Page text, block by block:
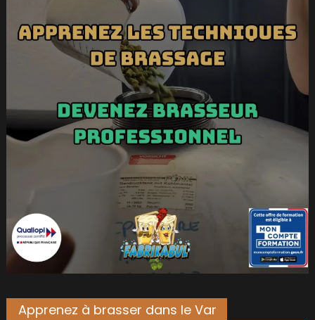
Apprenez à brasser dans le Var